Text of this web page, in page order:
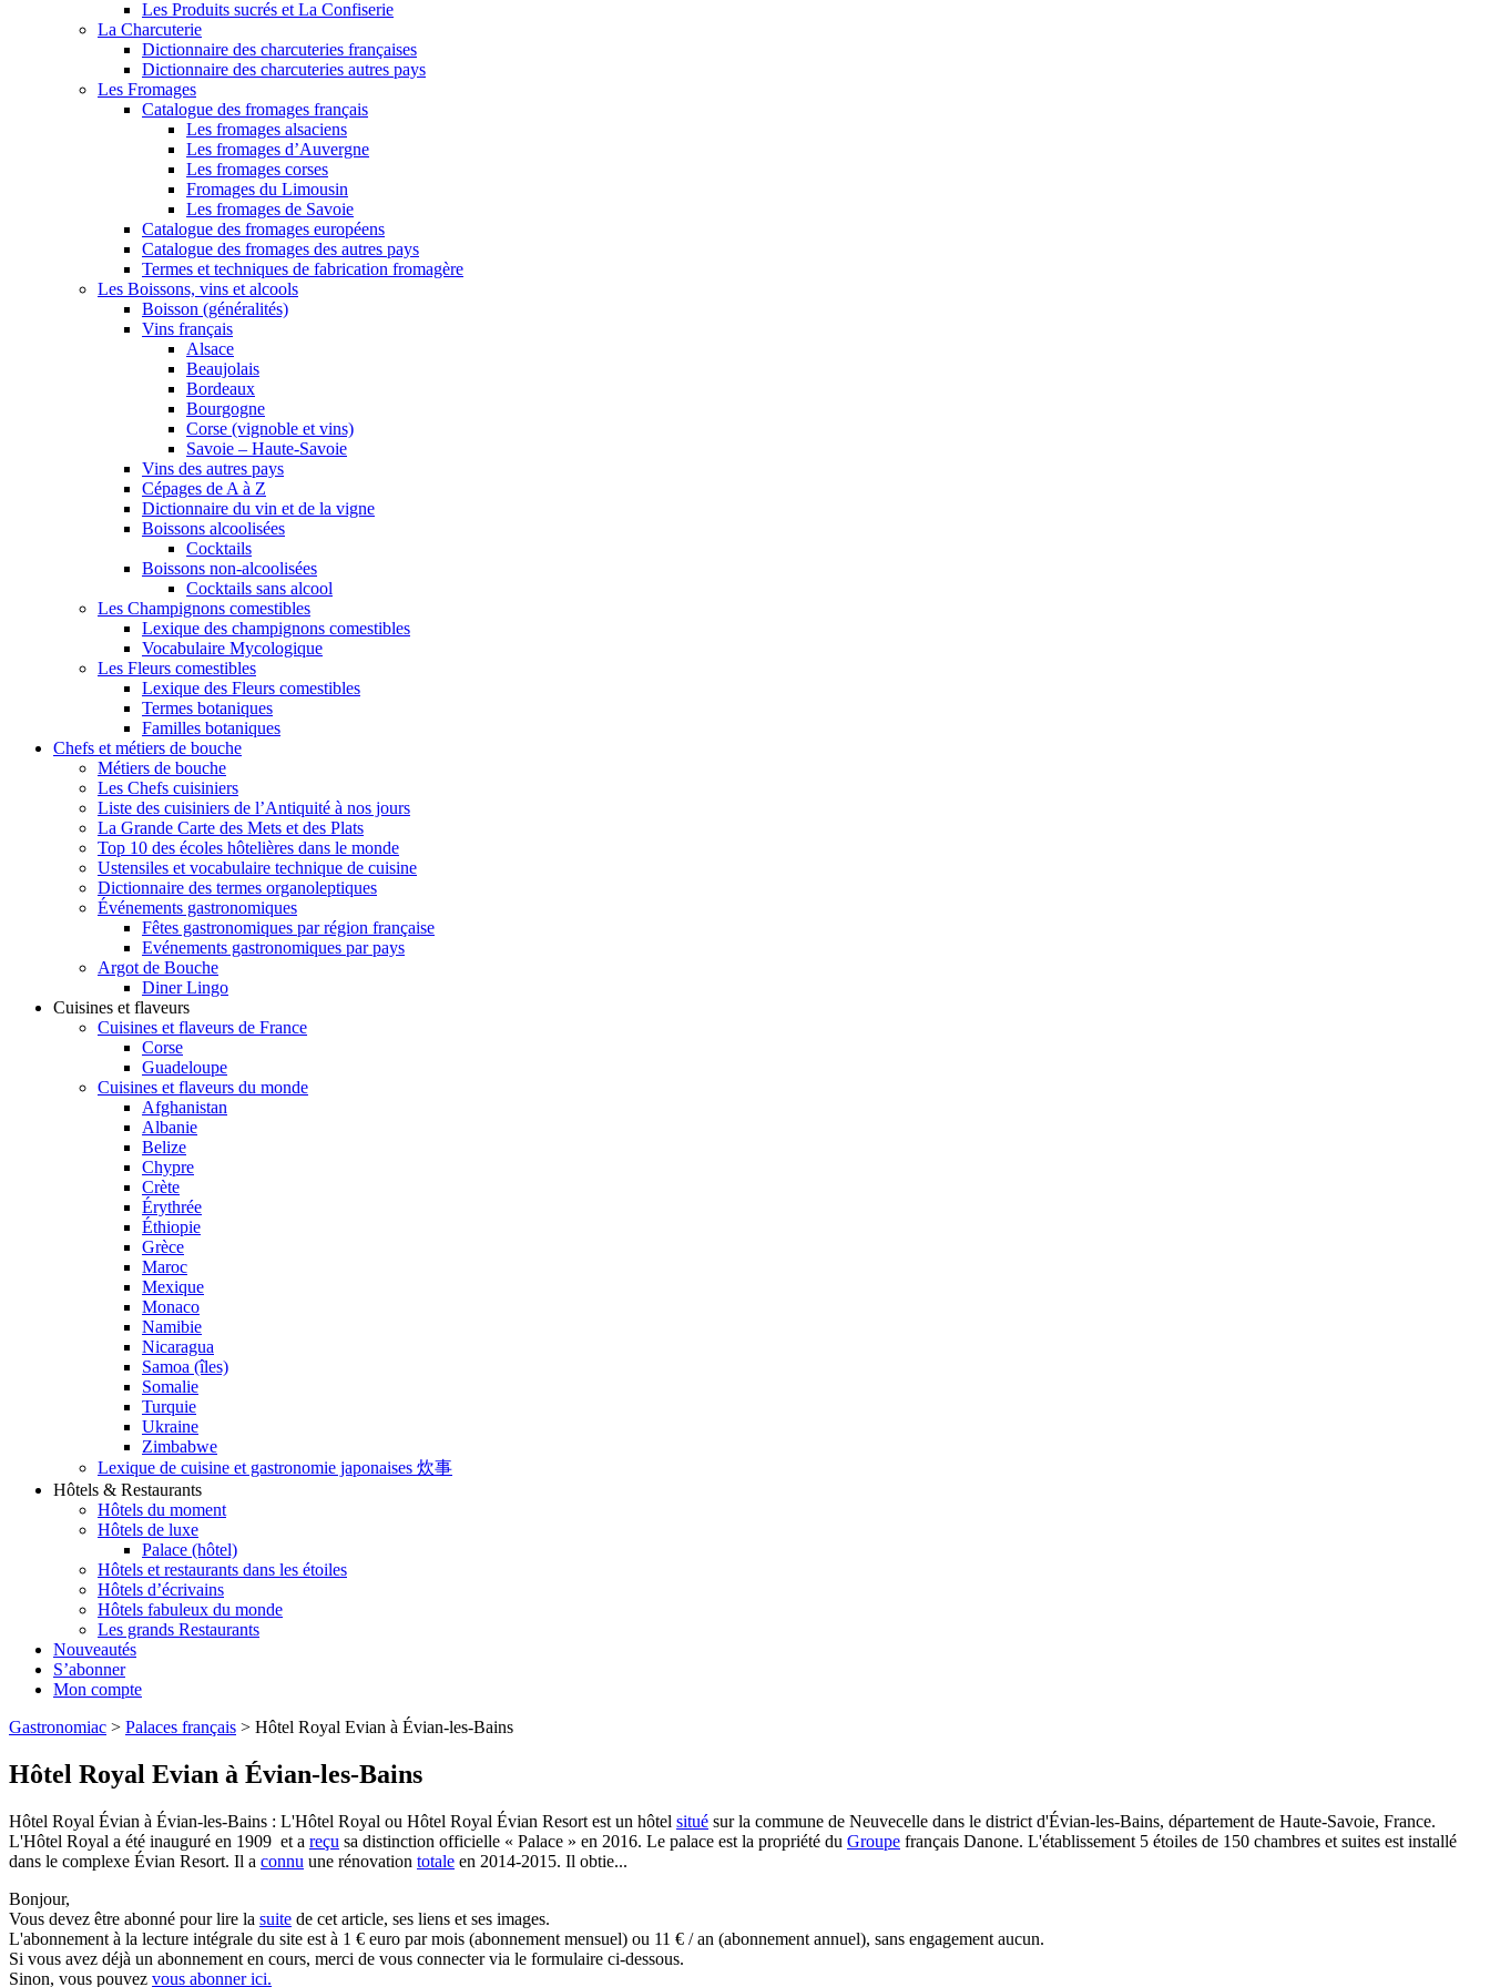
Les Produits sucrés et La Confiserie
La Charcuterie
Dictionnaire des charcuteries françaises
Dictionnaire des charcuteries autres pays
Les Fromages
Catalogue des fromages français
Les fromages alsaciens
Les fromages d’Auvergne
Les fromages corses
Fromages du Limousin
Les fromages de Savoie
Catalogue des fromages européens
Catalogue des fromages des autres pays
Termes et techniques de fabrication fromagère
Les Boissons, vins et alcools
Boisson (généralités)
Vins français
Alsace
Beaujolais
Bordeaux
Bourgogne
Corse (vignoble et vins)
Savoie – Haute-Savoie
Vins des autres pays
Cépages de A à Z
Dictionnaire du vin et de la vigne
Boissons alcoolisées
Cocktails
Boissons non-alcoolisées
Cocktails sans alcool
Les Champignons comestibles
Lexique des champignons comestibles
Vocabulaire Mycologique
Les Fleurs comestibles
Lexique des Fleurs comestibles
Termes botaniques
Familles botaniques
Chefs et métiers de bouche
Métiers de bouche
Les Chefs cuisiniers
Liste des cuisiniers de l’Antiquité à nos jours
La Grande Carte des Mets et des Plats
Top 10 des écoles hôtelières dans le monde
Ustensiles et vocabulaire technique de cuisine
Dictionnaire des termes organoleptiques
Événements gastronomiques
Fêtes gastronomiques par région française
Evénements gastronomiques par pays
Argot de Bouche
Diner Lingo
Cuisines et flaveurs
Cuisines et flaveurs de France
Corse
Guadeloupe
Cuisines et flaveurs du monde
Afghanistan
Albanie
Belize
Chypre
Crète
Érythrée
Éthiopie
Grèce
Maroc
Mexique
Monaco
Namibie
Nicaragua
Samoa (îles)
Somalie
Turquie
Ukraine
Zimbabwe
Lexique de cuisine et gastronomie japonaises 炊事
Hôtels & Restaurants
Hôtels du moment
Hôtels de luxe
Palace (hôtel)
Hôtels et restaurants dans les étoiles
Hôtels d’écrivains
Hôtels fabuleux du monde
Les grands Restaurants
Nouveautés
S’abonner
Mon compte
Gastronomiac > Palaces français > Hôtel Royal Evian à Évian-les-Bains
Hôtel Royal Evian à Évian-les-Bains
Hôtel Royal Évian à Évian-les-Bains : L'Hôtel Royal ou Hôtel Royal Évian Resort est un hôtel situé sur la commune de Neuvecelle dans le district d'Évian-les-Bains, département de Haute-Savoie, France.
L'Hôtel Royal a été inauguré en 1909 et a reçu sa distinction officielle « Palace » en 2016. Le palace est la propriété du Groupe français Danone. L'établissement 5 étoiles de 150 chambres et suites est installé
dans le complexe Évian Resort. Il a connu une rénovation totale en 2014-2015. Il obtie...
Bonjour,
Vous devez être abonné pour lire la suite de cet article, ses liens et ses images.
L'abonnement à la lecture intégrale du site est à 1 € euro par mois (abonnement mensuel) ou 11 € / an (abonnement annuel), sans engagement aucun.
Si vous avez déjà un abonnement en cours, merci de vous connecter via le formulaire ci-dessous.
Sinon, vous pouvez vous abonner ici.